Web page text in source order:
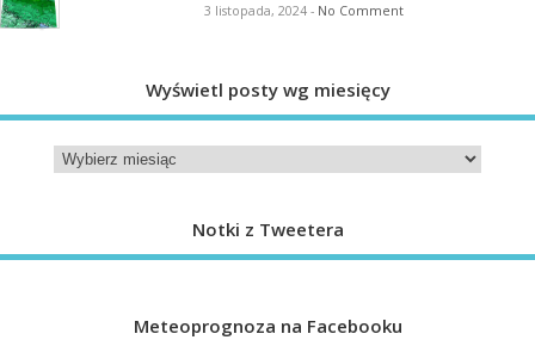
3 listopada, 2024- No Comment
Wyświetl posty wg miesięcy
Notki z Tweetera
Meteoprognoza na Facebooku